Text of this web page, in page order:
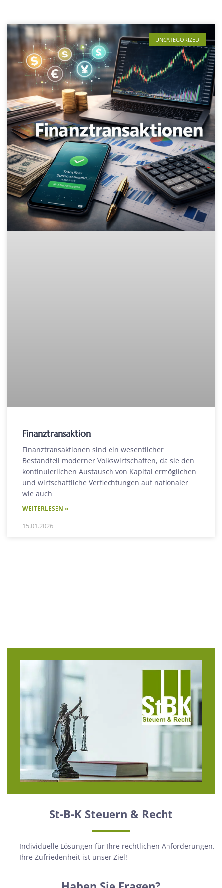
UNCATEGORIZED
Finanztransaktion
Finanztransaktionen sind ein wesentlicher
Bestandteil moderner Volkswirtschaften, da sie den
kontinuierlichen Austausch von Kapital ermöglichen
und wirtschaftliche Verflechtungen auf nationaler
wie auch
WEITERLESEN »
15.01.2026
St-B-K Steuern & Recht
Individuelle Lösungen für Ihre rechtlichen Anforderungen.
Ihre Zufriedenheit ist unser Ziel!